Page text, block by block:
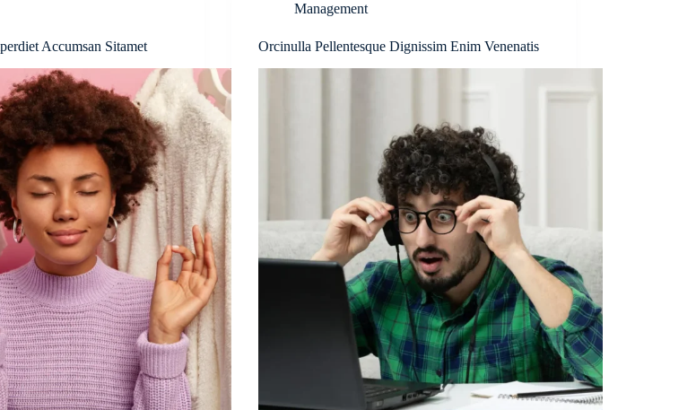
Accumsan Sitamet
Management
Orcinulla Pellentesque Dignissim Enim Venenatis